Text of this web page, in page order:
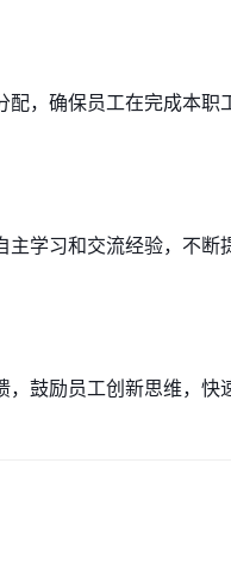
，确保员工在完成本职
学习和交流经验，不断
鼓励员工创新思维，快